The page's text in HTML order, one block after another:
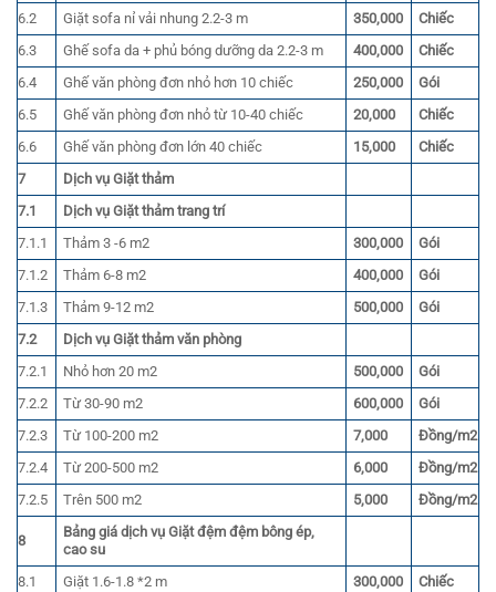
6.2
Giặt sofa nỉ vải nhung 2.2-3 m 350,000
Chiếc
6.3
Ghế sofa da + phủ bóng dưỡng da 2.2-3 m 400,000
Chiếc
6.4
Ghế văn phòng đơn nhỏ hơn 10 chiếc 250,000
Gói
6.5
Ghế văn phòng đơn nhỏ từ 10-40 chiếc 20,000
Chiếc
6.6
Ghế văn phòng đơn lớn 40 chiếc 15,000
Chiếc
7
Dịch vụ Giặt thảm
7.1
Dịch vụ Giặt thảm trang trí
7.1.1
Thảm 3 -6 m2 300,000
Gói
7.1.2
Thảm 6-8 m2 400,000
Gói
7.1.3
Thảm 9-12 m2 500,000
Gói
7.2
Dịch vụ Giặt thảm văn phòng
7.2.1
Nhỏ hơn 20 m2 500,000
Gói
7.2.2
Từ 30-90 m2 600,000
Gói
7.2.3
Từ 100-200 m2 7,000
Đồng/m2
7.2.4
Từ 200-500 m2 6,000
Đồng/m2
7.2.5
Trên 500 m2 5,000 Đồng/m2
8
Bảng giá dịch vụ Giặt đệm đệm bông ép,
cao su
8.1
Giặt 1.6-1.8 *2 m 300,000
Chiếc